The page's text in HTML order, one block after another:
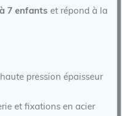
7 enfants et répond à la
pression épaisseur
et fixations en acier